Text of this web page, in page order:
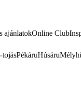
ajánlatokOnline Club
tojásPékáruHúsáru